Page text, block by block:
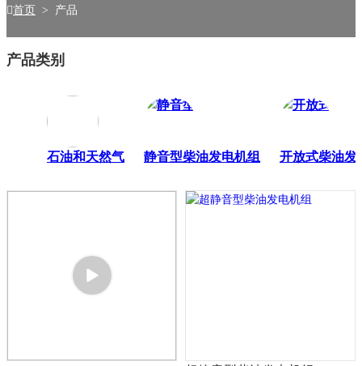
首页 > 产品
产品类别
石油和天然气 静音型柴油发电机组 开放式柴油发